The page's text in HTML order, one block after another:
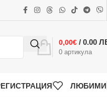
0 артикула
0,00€ / 0.00
ЛЮБИМИ